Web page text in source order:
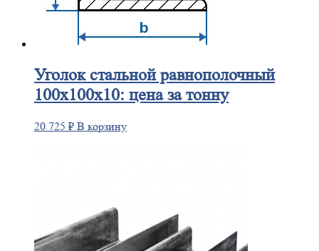
Уголокстальной равнополочный
100х100х10: цена за тонну
20 725 ₽ В корзину